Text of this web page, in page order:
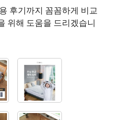
후기까지 꼼꼼하게 비교
위해 도움을 드리겠습니